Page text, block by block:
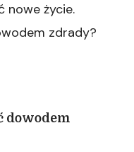
nowe życie.
zdrady?
dowodem